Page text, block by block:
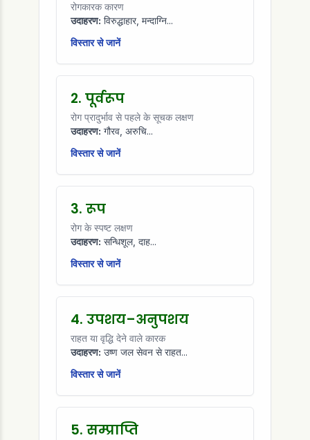
रोगकारक कारण
उदाहरण: विरुद्धाहार, मन्दाग्नि...
विस्तार से जानें
2. पूर्वरूप
रोग प्रादुर्भाव से पहले के सूचक लक्षण
उदाहरण: गौरव, अरुचि...
विस्तार से जानें
3. रूप
रोग के स्पष्ट लक्षण
उदाहरण: सन्धिशूल, दाह...
विस्तार से जानें
4. उपशय–अनुपशय
राहत या वृद्धि देने वाले कारक
उदाहरण: उष्ण जल सेवन से राहत...
विस्तार से जानें
5. सम्प्राप्ति